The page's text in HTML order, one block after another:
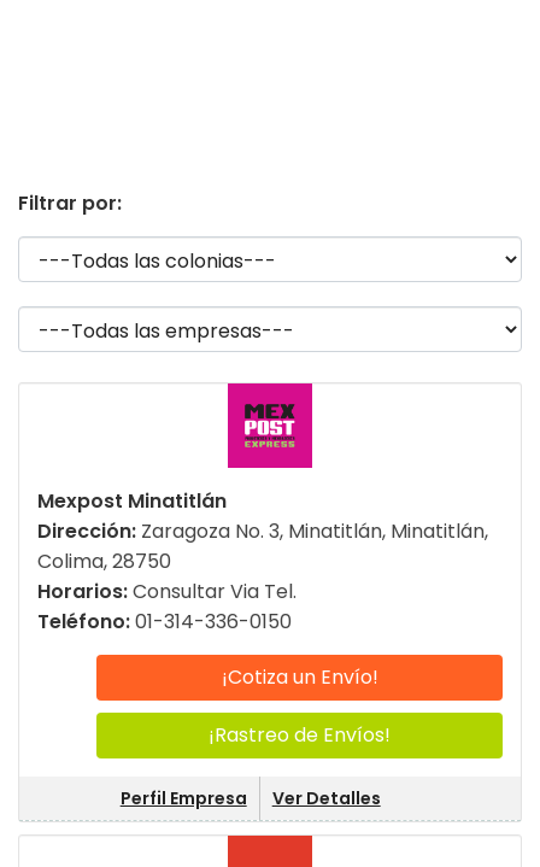
Filtrar por:
Mexpost Minatitlán
Dirección: Zaragoza No. 3, Minatitlán, Minatitlán,
Colima, 28750
Horarios:Consultar Via Tel.
Teléfono:01-314-336-0150
¡Cotiza un Envío!
¡Rastreo de Envíos!
Perfil Empresa Ver Detalles